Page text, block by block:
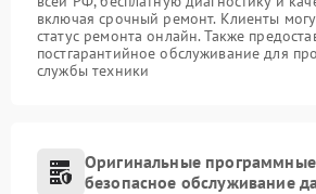
включая срочный ремонт. Клиенты
статус ремонта онлайн. Также
постгарантийное обслуживание для
службы техники
Оригинальные
безопасное обслуживание